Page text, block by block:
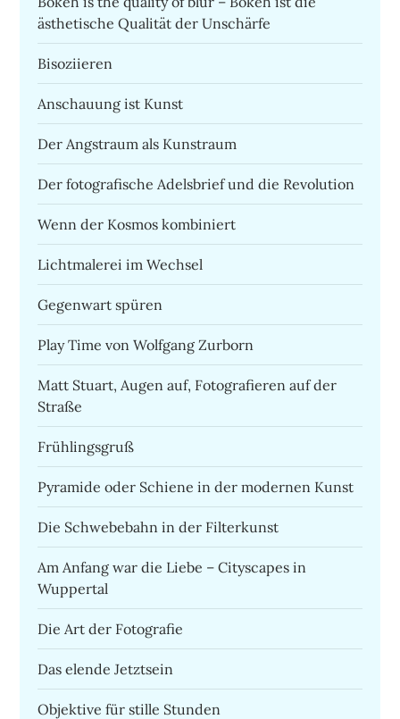
ästhetische Qualität der Unschärfe
Bisoziieren
Anschauung ist Kunst
Der Angstraum als Kunstraum
Der fotografische Adelsbrief und die Revolution
Wenn der Kosmos kombiniert
Lichtmalerei im Wechsel
Gegenwart spüren
Play Time von Wolfgang Zurborn
Matt Stuart, Augen auf, Fotografieren auf der
Straße
Frühlingsgruß
Pyramide oder Schiene in der modernen Kunst
Die Schwebebahn in der Filterkunst
Am Anfang war die Liebe – Cityscapes in
Wuppertal
Die Art der Fotografie
Das elende Jetztsein
Objektive für stille Stunden